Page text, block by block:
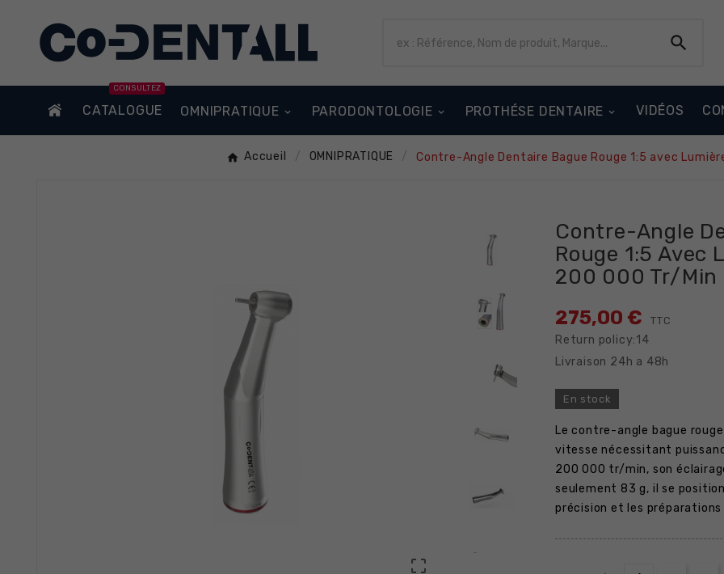

CATALOGUE
CONSULTEZ
OMNIPRATIQUE PARODONTOLOGIE PROTHÉSE DENTAIRE VIDÉOS
Accueil OMNIPRATIQUE Contre-Angle Dentaire Bague Rouge 1:5 avec

Contre-Angle
Rouge 1:5 Avec
200 000 Tr/min
275,00 € TTC
Return policy:14
Livraison 24h a 48h
En stock
Le contre-angle bague
vitesse nécessitant
200 000 tr/min, son
seulement 83 g, il se
précision et les